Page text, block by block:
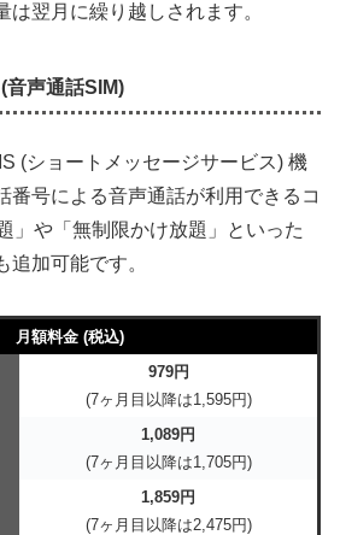
翌月に繰り越しされます。
音声通話SIM)
(ショートメッセージサービス) 機
番号による音声通話が利用できるコ
」や「無制限かけ放題」といった
加可能です。
月額料金 (税込)
979円
(7ヶ月目以降は1,595円)
1,089円
(7ヶ月目以降は1,705円)
1,859円
(7ヶ月目以降は2,475円)